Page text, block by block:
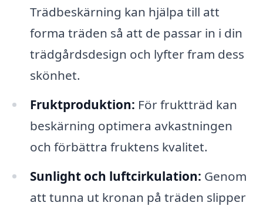
Trädbeskärning kan hjälpa till att
forma träden så att de passar in i din
trädgårdsdesign och lyfter fram dess
skönhet.
Fruktproduktion: För fruktträd kan
beskärning optimera avkastningen
och förbättra fruktens kvalitet.
Sunlight och luftcirkulation: Genom
att tunna ut kronan på träden slipper